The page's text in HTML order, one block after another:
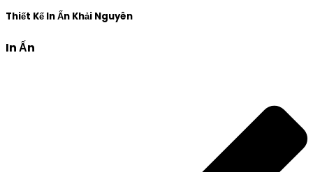
Thiết Kế In Ấn Khải Nguyên
In Ấn